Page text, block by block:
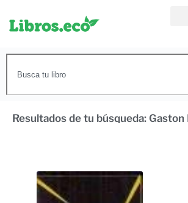
Resultados de tu búsqueda: